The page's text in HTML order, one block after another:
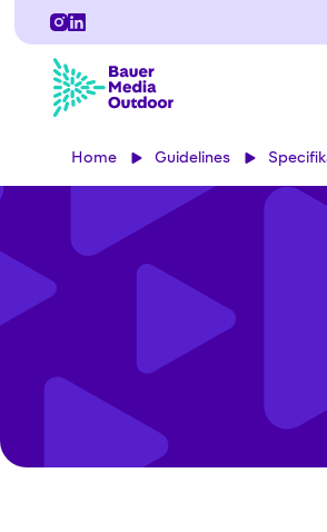
Home Guidelines